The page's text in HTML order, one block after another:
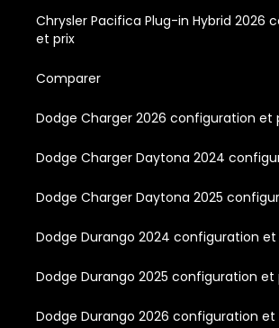
Chrysler Pacifica Plug-in Hybrid 2026
et prix
Comparer
Dodge Charger 2026 configuration et
Dodge Charger Daytona 2024
Dodge Charger Daytona 2025
Dodge Durango 2024 configuration et
Dodge Durango 2025 configuration et
Dodge Durango 2026 configuration et